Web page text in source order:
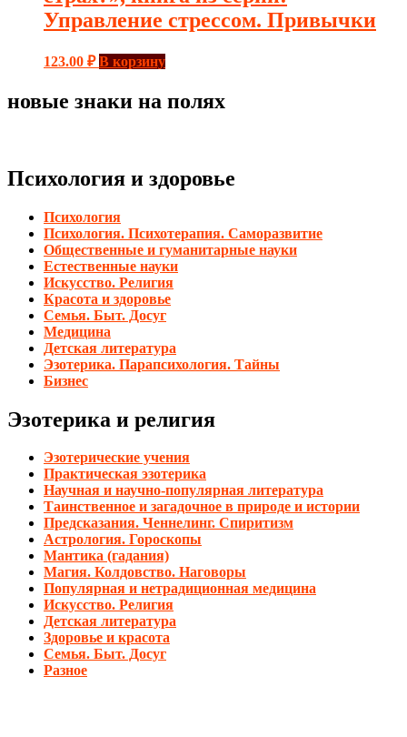
Управление стрессом. Привычки
123.00 ₽ В корзину
новые знаки на полях
Психология и здоровье
Психология
Психология. Психотерапия. Саморазвитие
Общественные и гуманитарные науки
Естественные науки
Искусство. Религия
Красота и здоровье
Семья. Быт. Досуг
Медицина
Детская литература
Эзотерика. Парапсихология. Тайны
Бизнес
Эзотерика и религия
Эзотерические учения
Практическая эзотерика
Научная и научно-популярная литература
Таинственное и загадочное в природе и истории
Предсказания. Ченнелинг. Спиритизм
Астрология. Гороскопы
Мантика (гадания)
Магия. Колдовство. Наговоры
Популярная и нетрадиционная медицина
Искусство. Религия
Детская литература
Здоровье и красота
Семья. Быт. Досуг
Разное